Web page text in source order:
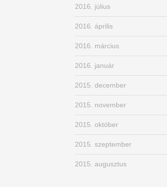
2016. július
2016. április
2016. március
2016. január
2015. december
2015. november
2015. október
2015. szeptember
2015. augusztus